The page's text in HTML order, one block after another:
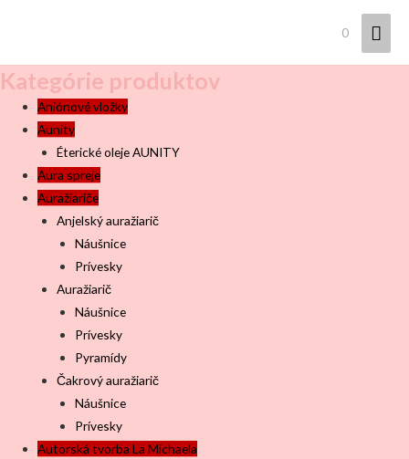
0
Kategórie produktov
Aniónové vložky
Aunity
Éterické oleje AUNITY
Aura spreje
Auražiariče
Anjelský auražiarič
Náušnice
Prívesky
Auražiarič
Náušnice
Prívesky
Pyramídy
Čakrový auražiarič
Náušnice
Prívesky
Autorská tvorba La Michaela